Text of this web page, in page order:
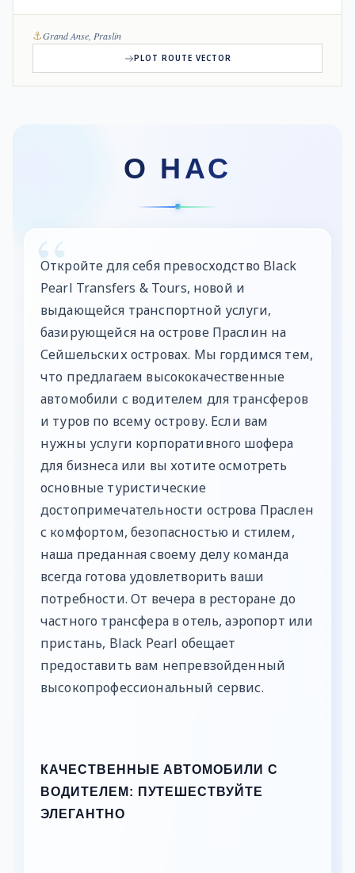
⚓Grand Anse, Praslin
PLOT ROUTE VECTOR
О НАС
Откройте для себя превосходство Black
Pearl Transfers & Tours, новой и
выдающейся транспортной услуги,
базирующейся на острове Праслин на
Сейшельских островах. Мы гордимся тем,
что предлагаем высококачественные
автомобили с водителем для трансферов
и туров по всему острову. Если вам
нужны услуги корпоративного шофера
для бизнеса или вы хотите осмотреть
основные туристические
достопримечательности острова Праслен
с комфортом, безопасностью и стилем,
наша преданная своему делу команда
всегда готова удовлетворить ваши
потребности. От вечера в ресторане до
частного трансфера в отель, аэропорт или
пристань, Black Pearl обещает
предоставить вам непревзойденный
высокопрофессиональный сервис.
КАЧЕСТВЕННЫЕ АВТОМОБИЛИ С
ВОДИТЕЛЕМ: ПУТЕШЕСТВУЙТЕ
ЭЛЕГАНТНО